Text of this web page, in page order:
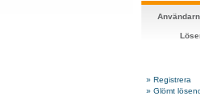
» Registrera
» Glömt